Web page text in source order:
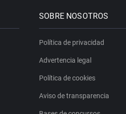
SOBRE NOSOTROS
Política de privacidad
Advertencia legal
Política de cookies
Aviso de transparencia